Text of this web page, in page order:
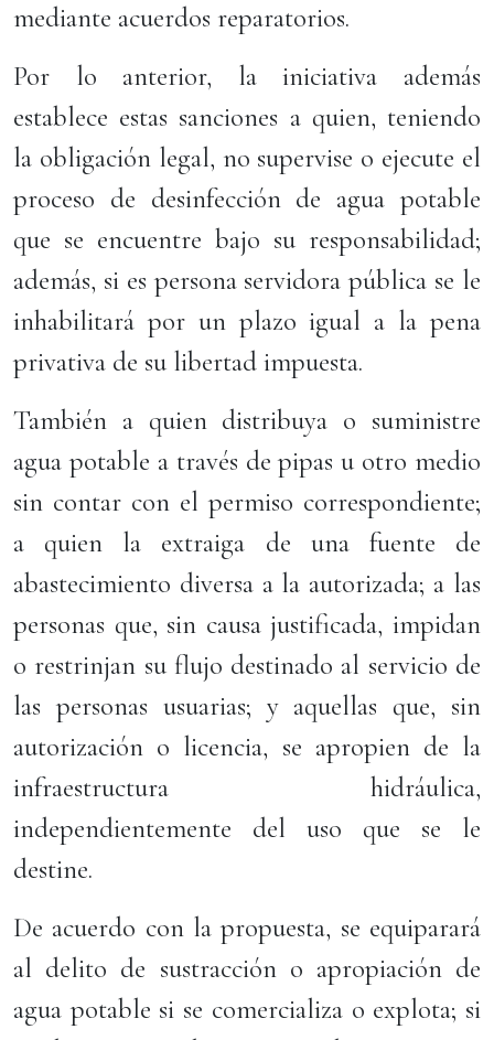
mediante acuerdos reparatorios.
Por lo anterior, la iniciativa además
establece estas sanciones a quien, teniendo
la obligación legal, no supervise o ejecute el
proceso de desinfección de agua potable
que se encuentre bajo su responsabilidad;
además, si es persona servidora pública se le
inhabilitará por un plazo igual a la pena
privativa de su libertad impuesta.
También a quien distribuya o suministre
agua potable a través de pipas u otro medio
sin contar con el permiso correspondiente;
a quien la extraiga de una fuente de
abastecimiento diversa a la autorizada; a las
personas que, sin causa justificada, impidan
o restrinjan su flujo destinado al servicio de
las personas usuarias; y aquellas que, sin
autorización o licencia, se apropien de la
infraestructura hidráulica,
independientemente del uso que se le
destine.
De acuerdo con la propuesta, se equiparará
al delito de sustracción o apropiación de
agua potable si se comercializa o explota; si